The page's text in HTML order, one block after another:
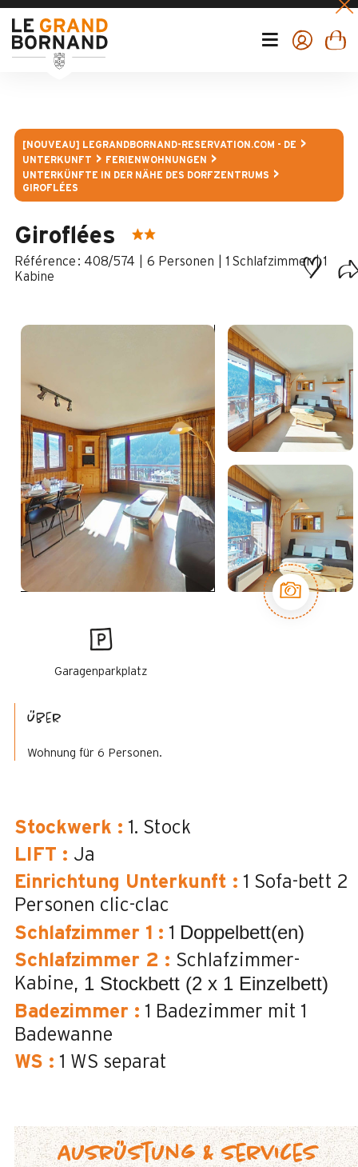
[NOUVEAU] LEGRANDBORNAND-RESERVATION.COM - DE
UNTERKUNFT
FERIENWOHNUNGEN
UNTERKÜNFTE IN DER NÄHE DES DORFZENTRUMS
GIROFLÉES
Giroflées
: 408/574 6 Personen 1 Schlafzimmer
1
Kabine
Garagenparkplatz
Über
Wohnung für 6 Personen.
Stockwerk : 1. Stock
LIFT : Ja
Einrichtung Unterkunft : 1 Sofa-bett 2
Personen clic-clac
Schlafzimmer 1 : 1 Doppelbett(en)
Schlafzimmer 2 : Schlafzimmer-
Kabine
1 Stockbett (2 x 1 Einzelbett)
Badezimmer : 1 Badezimmer mit 1
Badewanne
WS : 1 WS separat
Ausrüstung & Services